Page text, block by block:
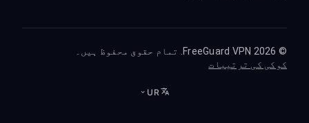
© 2026 FreeGuard VPN. تمام حقوق محفوظ ہیں۔
کوکی کی ترتیبات
UR